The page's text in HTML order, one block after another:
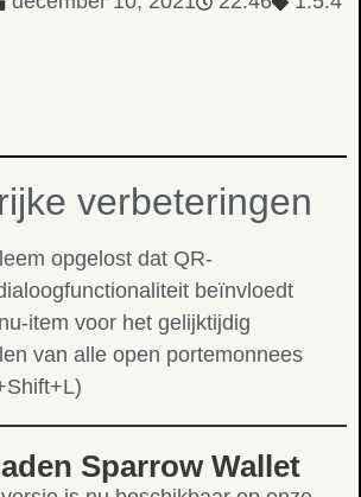
verbeteringen
opgelost dat QR-
beïnvloedt
item voor het gelijktijdig
van alle open portemonnees
Sparrow Wallet